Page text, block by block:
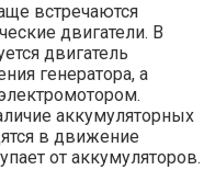
встречаются
двигатели. В
двигатель
генератора, а
аккумуляторных
в движение
от аккумуляторов.